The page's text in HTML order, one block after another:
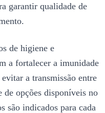
garantir qualidade de
de higiene e
a fortalecer a imunidade
a transmissão entre
de opções disponíveis no
são indicados para cada